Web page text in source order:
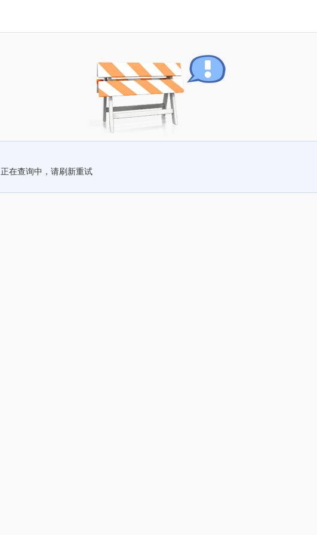
正在查询中，请刷新重试